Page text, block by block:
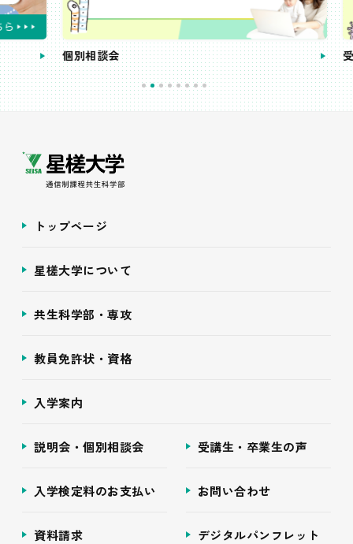
個別相談会 受講
トップページ
星槎大学について
共生科学部・専攻
教員免許状・資格
入学案内
説明会・個別相談会 受講生・卒業生の声
入学検定料のお支払い お問い合わせ
資料請求 デジタルパンフレット